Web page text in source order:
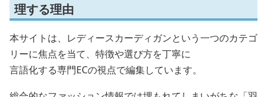
理する理由
本サイトは、レディースカーディガンという一つのカテゴ
リーに焦点を当て、特徴や選び方を丁寧に
言語化する専門ECの視点で編集しています。